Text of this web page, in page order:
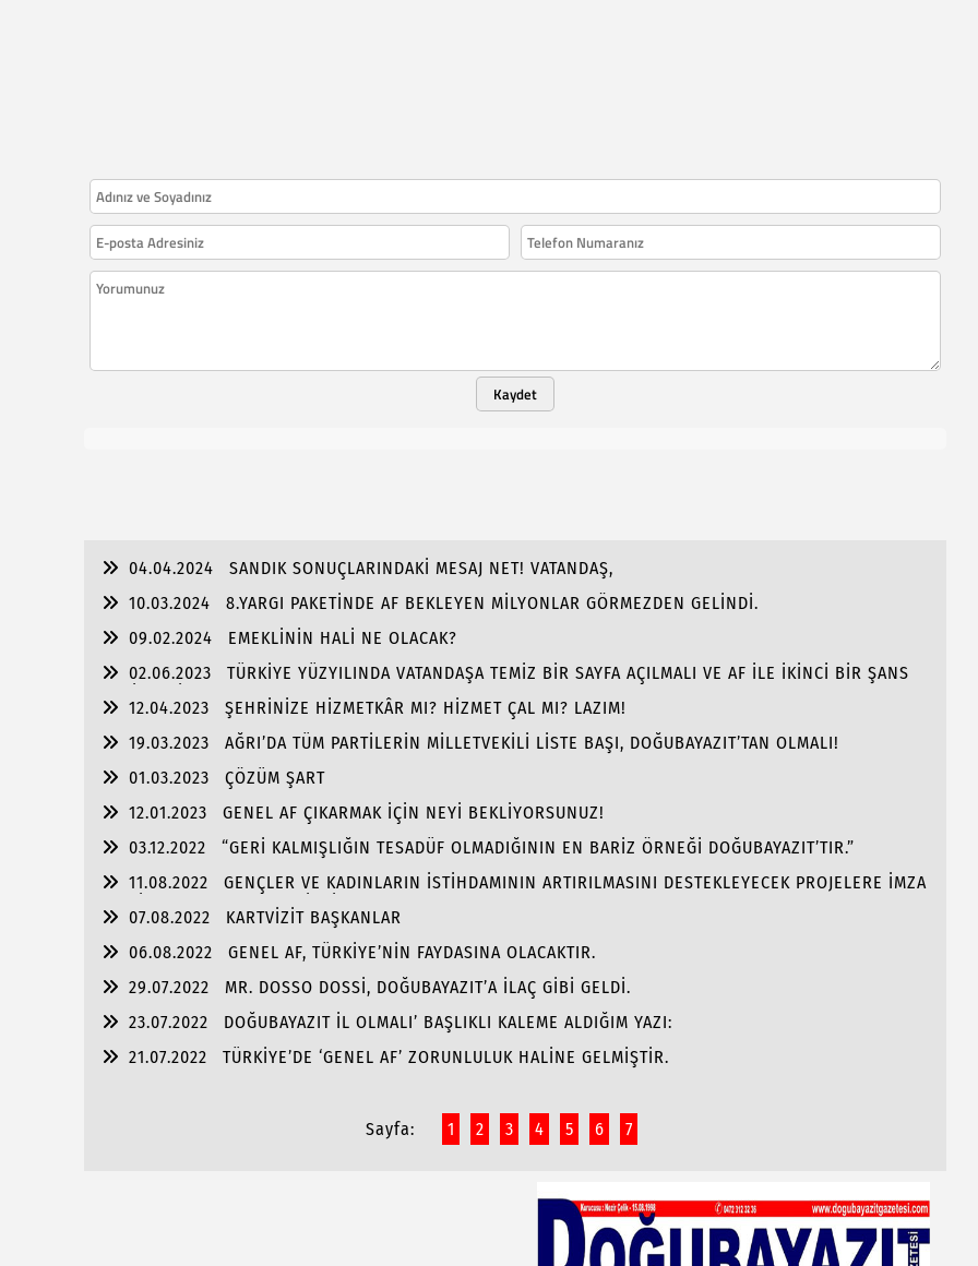
Kaydet
04.04.2024
SANDIK SONUÇLARINDAKİ MESAJ NET! VATANDAŞ,
10.03.2024
8.YARGI PAKETİNDE AF BEKLEYEN MİLYONLAR GÖRMEZDEN GELİNDİ.
09.02.2024
EMEKLİNİN HALİ NE OLACAK?
02.06.2023
TÜRKİYE YÜZYILINDA VATANDAŞA TEMİZ BİR SAYFA AÇILMALI VE AF İLE İKİNCİ BİR ŞANS
12.04.2023
ŞEHRİNİZE HİZMETKÂR MI? HİZMET ÇAL MI? LAZIM!
19.03.2023
AĞRI’DA TÜM PARTİLERİN MİLLETVEKİLİ LİSTE BAŞI, DOĞUBAYAZIT’TAN OLMALI!
01.03.2023
ÇÖZÜM ŞART
12.01.2023
GENEL AF ÇIKARMAK İÇİN NEYİ BEKLİYORSUNUZ!
03.12.2022
“GERİ KALMIŞLIĞIN TESADÜF OLMADIĞININ EN BARİZ ÖRNEĞİ DOĞUBAYAZIT’TIR.”
11.08.2022
GENÇLER VE KADINLARIN İSTİHDAMININ ARTIRILMASINI DESTEKLEYECEK PROJELERE İMZA
ATABİLECEK DERNEKLERE İHTİYAÇ VAR!
07.08.2022
KARTVİZİT BAŞKANLAR
06.08.2022
GENEL AF, TÜRKİYE’NİN FAYDASINA OLACAKTIR.
29.07.2022
MR. DOSSO DOSSİ, DOĞUBAYAZIT’A İLAÇ GİBİ GELDİ.
23.07.2022
DOĞUBAYAZIT İL OLMALI’ BAŞLIKLI KALEME ALDIĞIM YAZI:
21.07.2022
TÜRKİYE’DE ‘GENEL AF’ ZORUNLULUK HALİNE GELMİŞTİR.
Sayfa: 1 2 3 4 5 6 7